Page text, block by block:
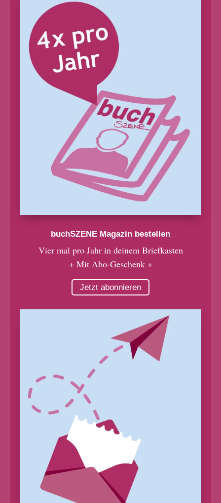
buchSZENE Magazin bestellen
Vier mal pro Jahr in deinem Briefkasten
+ Mit Abo-Geschenk +
Jetzt abonnieren